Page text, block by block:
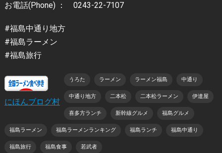
お電話(Phone) ： 0243-22-7107
#福島中通り地方
#福島ラーメン
#福島旅行
にほんブログ村
うろた ラーメン ラーメン福島 中通り
中通り地方 二本松 二本松ラーメン 伊達屋
喜多方ランチ 新幹線グルメ 福島グルメ
福島ラーメン 福島ラーメンランキング 福島ランチ 福島中通り
福島旅行 福島食事 若武者